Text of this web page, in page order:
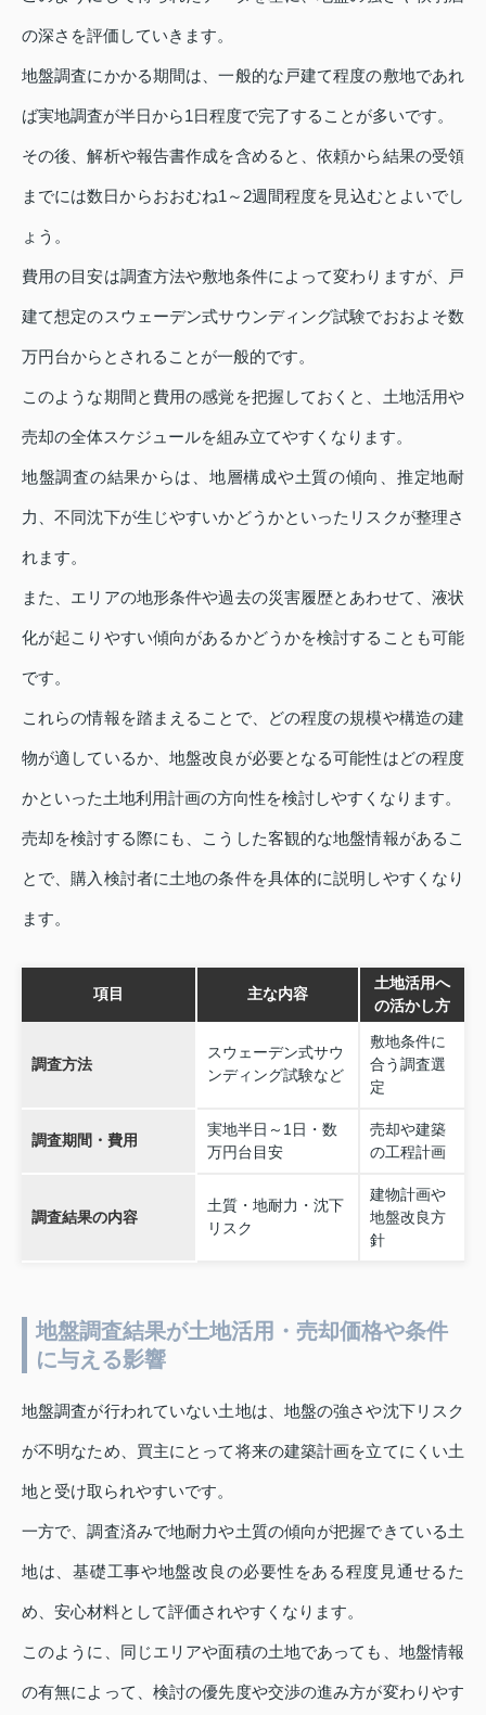
の深さを評価していきます。
地盤調査にかかる期間は、一般的な戸建て程度の敷地であれ
ば実地調査が半日から1日程度で完了することが多いです。
その後、解析や報告書作成を含めると、依頼から結果の受領
までには数日からおおむね1～2週間程度を見込むとよいでし
ょう。
費用の目安は調査方法や敷地条件によって変わりますが、戸
建て想定のスウェーデン式サウンディング試験でおおよそ数
万円台からとされることが一般的です。
このような期間と費用の感覚を把握しておくと、土地活用や
売却の全体スケジュールを組み立てやすくなります。
地盤調査の結果からは、地層構成や土質の傾向、推定地耐
力、不同沈下が生じやすいかどうかといったリスクが整理さ
れます。
また、エリアの地形条件や過去の災害履歴とあわせて、液状
化が起こりやすい傾向があるかどうかを検討することも可能
です。
これらの情報を踏まえることで、どの程度の規模や構造の建
物が適しているか、地盤改良が必要となる可能性はどの程度
かといった土地利用計画の方向性を検討しやすくなります。
売却を検討する際にも、こうした客観的な地盤情報があるこ
とで、購入検討者に土地の条件を具体的に説明しやすくなり
ます。
項目 主な内容
土地活用へ
の活かし方
調査方法
スウェーデン式サウ
ンディング試験など
敷地条件に
合う調査選
定
調査期間・費用
実地半日～1日・数
万円台目安
売却や建築
の工程計画
調査結果の内容
土質・地耐力・沈下
リスク
建物計画や
地盤改良方
針
地盤調査結果が土地活用・売却価格や条件
に与える影響
地盤調査が行われていない土地は、地盤の強さや沈下リスク
が不明なため、買主にとって将来の建築計画を立てにくい土
地と受け取られやすいです。
一方で、調査済みで地耐力や土質の傾向が把握できている土
地は、基礎工事や地盤改良の必要性をある程度見通せるた
め、安心材料として評価されやすくなります。
このように、同じエリアや面積の土地であっても、地盤情報
の有無によって、検討の優先度や交渉の進み方が変わりやす